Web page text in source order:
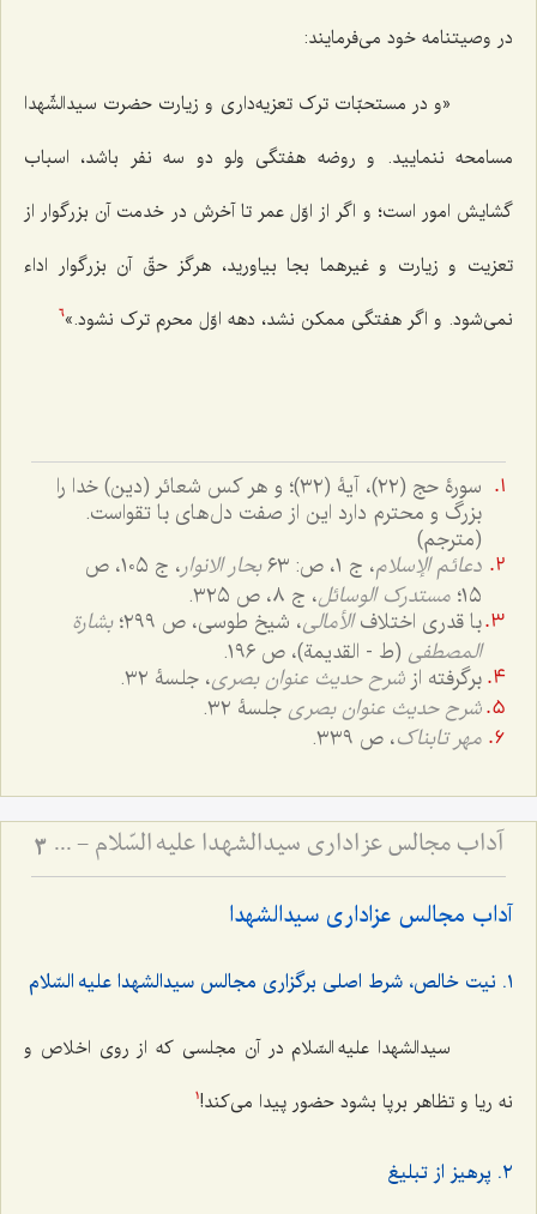
در وصیتنامه خود می‌فرمایند:
«و در مستحبّات ترک تعزیه‌داری و زیارت حضرت سیدالشّهدا
مسامحه ننمایید. و روضه هفتگی ولو دو سه نفر باشد، اسباب
گشایش امور است؛ و اگر از اوّل عمر تا آخرش در خدمت آن بزرگوار از
تعزیت و زیارت و غیرهما بجا بیاورید، هرگز حقّ آن بزرگوار اداء
نمی‌شود. و اگر هفتگی ممکن نشد، دهه اوّل محرم ترک نشود.»6
سورۀ حج (٢٢)، آیۀ (٣٢)؛ و هر کس شعائر (دین) خدا را
بزرگ و محترم دارد این از صفت دل‌های با تقواست.
(مترجم)
دعائم الإسلام، ج ١، ص: ٦٣ بحار الانوار
، ج ١٠٥، ص
١٥؛ مستدرک الوسائل، ج ٨، ص ٣٢٥.
با قدری اختلافالأمالی، شیخ طوسی، ص ٢٩٩؛
بشارة
المصطفی (ط - القدیمة)، ص ١٩٦.
برگرفته از شرح حدیث عنوان بصری، جلسۀ ٣٢.
شرح حدیث عنوان بصری جلسۀ ٣٢.
مهر تابناک، ص ٣٣٩.
آداب مجالس عزاداری سیدالشهدا علیه السّلام - و دستورات بزرگان راجع به ماه‌های محرم و صفر 3
آداب مجالس عزاداری سیدالشهدا
١. نیت خالص، شرط اصلی برگزاری مجالس سیدالشهدا علیه السّلام
سیدالشهدا علیه السّلام در آن مجلسی که از روی اخلاص و
نه ریا و تظاهر برپا بشود حضور پیدا می‌کند!1
٢. پرهیز از تبلیغ